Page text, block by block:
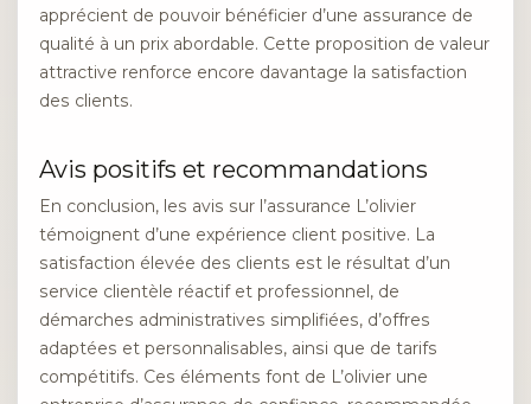
apprécient de pouvoir bénéficier d’une assurance de
qualité à un prix abordable. Cette proposition de valeur
attractive renforce encore davantage la satisfaction
des clients.
Avis positifs et recommandations
En conclusion, les avis sur l’assurance L’olivier
témoignent d’une expérience client positive. La
satisfaction élevée des clients est le résultat d’un
service clientèle réactif et professionnel, de
démarches administratives simplifiées, d’offres
adaptées et personnalisables, ainsi que de tarifs
compétitifs. Ces éléments font de L’olivier une